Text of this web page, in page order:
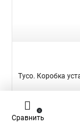
Тусо. Коробка
Подробнее
Наличие: Нет
Сравнить
0